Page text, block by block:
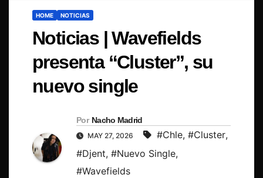
HOME NOTICIAS
Noticias | Wavefields
presenta “Cluster”, su
nuevo single
Por Nacho Madrid
MAY 27, 2026 #Chle, #Cluster,
#Djent, #Nuevo Single,
#Wavefields